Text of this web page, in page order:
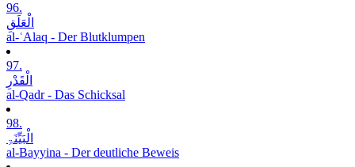
96.
الْعَلَقِ
al-ʿAlaq - Der Blutklumpen
97.
الْقَدْرِ
al-Qadr - Das Schicksal
98.
الْبَیِّنَۃِ
al-Bayyina - Der deutliche Beweis